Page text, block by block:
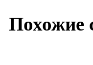
Похожие